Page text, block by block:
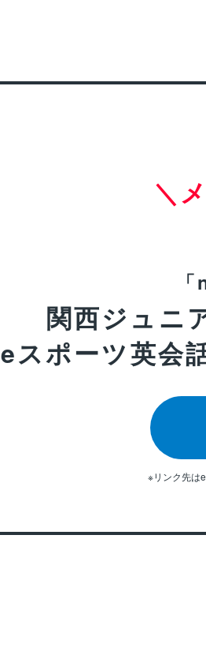
＼
関西ジュニ
eスポーツ英会
※リンク先は